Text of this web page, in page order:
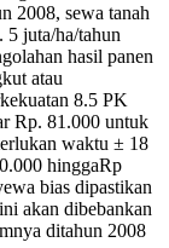
2008, sewa tanah
juta/ha/tahun
hasil panen
atau
8.5 PK
Rp. 81.000 untuk
waktu ± 18
hinggaRp
bias dipastikan
akan dibebankan
ditahun 2008